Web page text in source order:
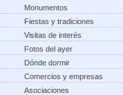
Monumentos
Fiestas y tradiciones
Visitas de interés
Fotos del ayer
Dónde dormir
Comercios y empresas
Asociaciones